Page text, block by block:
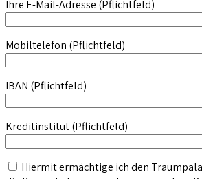
Ihre E-Mail-Adresse (Pflichtfeld)
Mobiltelefon (Pflichtfeld)
IBAN (Pflichtfeld)
Kreditinstitut (Pflichtfeld)
Hiermit ermächtige ich den